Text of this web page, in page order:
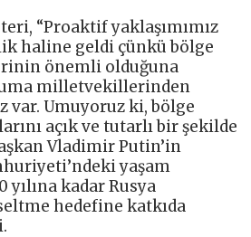
“Proaktif yaklaşımımız
haline geldi çünkü bölge
önemli olduğuna
milletvekillerinden
var. Umuyoruz ki, bölge
açık ve tutarlı bir şekilde
Vladimir Putin’in
yaşam
yılına kadar Rusya
hedefine katkıda